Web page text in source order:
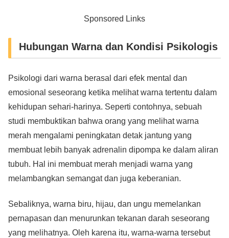
Sponsored Links
Hubungan Warna dan Kondisi Psikologis
Psikologi dari warna berasal dari efek mental dan
emosional seseorang ketika melihat warna tertentu dalam
kehidupan sehari-harinya. Seperti contohnya, sebuah
studi membuktikan bahwa orang yang melihat warna
merah mengalami peningkatan detak jantung yang
membuat lebih banyak adrenalin dipompa ke dalam aliran
tubuh. Hal ini membuat merah menjadi warna yang
melambangkan semangat dan juga keberanian.
Sebaliknya, warna biru, hijau, dan ungu memelankan
pernapasan dan menurunkan tekanan darah seseorang
yang melihatnya. Oleh karena itu, warna-warna tersebut